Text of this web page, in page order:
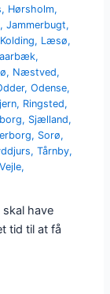
, Hørsholm,
,Jammerbugt,
Kolding, Læsø,
,
, Næstved,
,Odense,
, Ringsted,
, Sjælland,
, Sorø,
,Tårnby,
Vejle,
have
tid til at få